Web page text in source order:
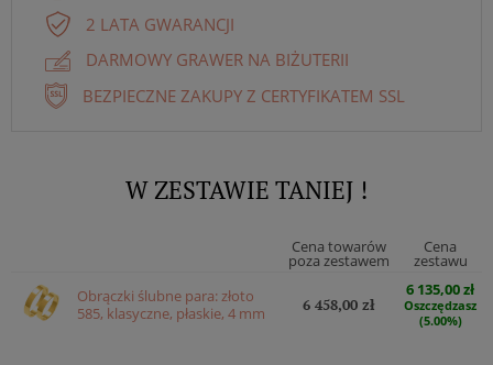
2 LATA GWARANCJI
DARMOWY GRAWER NA BIŻUTERII
BEZPIECZNE ZAKUPY Z CERTYFIKATEM SSL
W ZESTAWIE TANIEJ !
Cena towarów
poza zestawem
Cena
zestawu
Obrączki ślubne para: złoto
585, klasyczne, płaskie, 4 mm
6 458,00 zł
6 135,00 zł
Oszczędzasz
(5.00%)